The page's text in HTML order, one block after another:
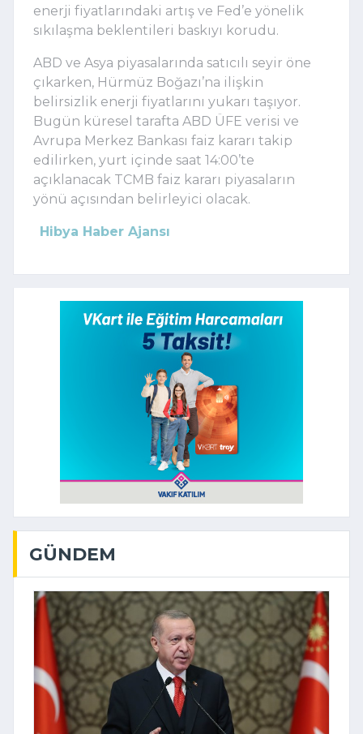
enerji fiyatlarındaki artış ve Fed’e yönelik
sıkılaşma beklentileri baskıyı korudu.
ABD ve Asya piyasalarında satıcılı seyir öne
çıkarken, Hürmüz Boğazı’na ilişkin
belirsizlik enerji fiyatlarını yukarı taşıyor.
Bugün küresel tarafta ABD ÜFE verisi ve
Avrupa Merkez Bankası faiz kararı takip
edilirken, yurt içinde saat 14:00’te
açıklanacak TCMB faiz kararı piyasaların
yönü açısından belirleyici olacak.
Hibya Haber Ajansı
GÜNDEM